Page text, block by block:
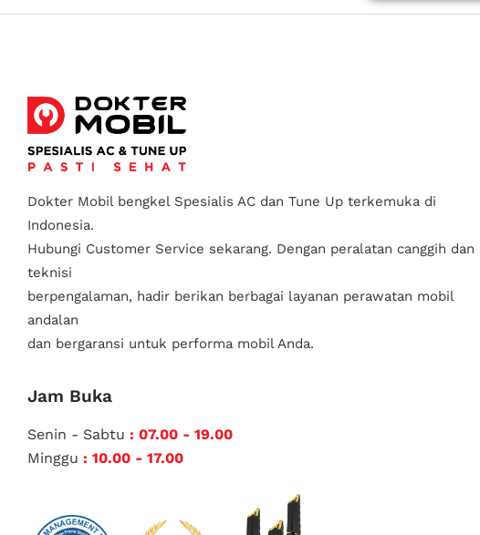
Dokter Mobil bengkel Spesialis AC dan Tune Up terkemuka di
Indonesia.
Hubungi Customer Service sekarang. Dengan peralatan canggih dan
teknisi
berpengalaman, hadir berikan berbagai layanan perawatan mobil
andalan
dan bergaransi untuk performa mobil Anda.
Jam Buka
Senin - Sabtu : 07.00 - 19.00
Minggu : 10.00 - 17.00